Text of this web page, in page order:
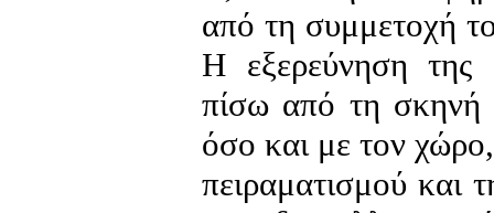
από τη συμμετοχή
Η εξερεύνηση της
πίσω από τη σκηνή
όσο και με τον
πειραματισμού και